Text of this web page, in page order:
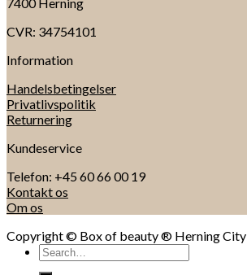
CVR: 34754101
Information
Handelsbetingelser
Privatlivspolitik
Returnering
Kundeservice
Telefon: +45 60 66 00 19
Kontakt os
Om os
Copyright © Box of beauty ® Herning City
Search
for: